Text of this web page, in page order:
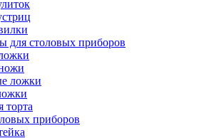
для столовых приборов
ложки
торта
приборов